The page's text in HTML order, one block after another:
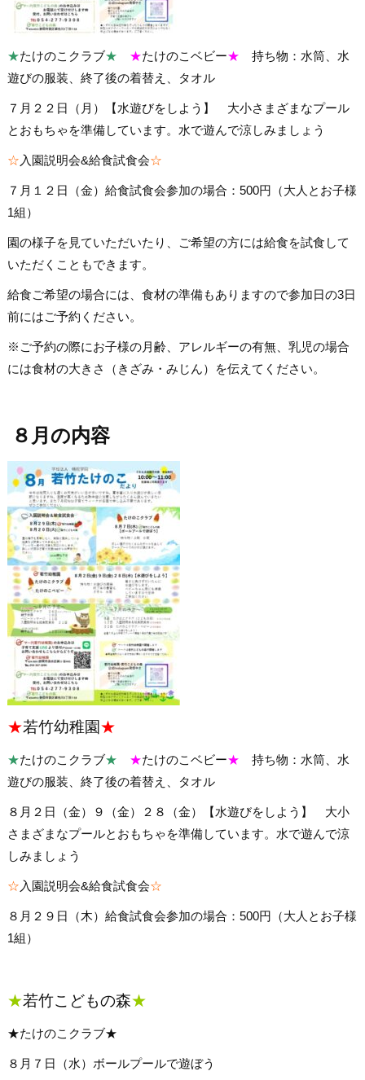
★たけのこクラブ★ ★たけのこベビー★ 持ち物：水筒、水
遊びの服装、終了後の着替え、タオル
７月２２日（月）【水遊びをしよう】 大小さまざまなプール
とおもちゃを準備しています。水で遊んで涼しみましょう
☆ 入園説明会&給食試食会☆
７月１２日（金）給食試食会参加の場合：500円（大人とお子様
1組）
園の様子を見ていただいたり、ご希望の方には給食を試食して
いただくこともできます。
給食ご希望の場合には、食材の準備もありますので参加日の3日
前にはご予約ください。
※ご予約の際にお子様の月齢、アレルギーの有無、乳児の場合
には食材の大きさ（きざみ・みじん）を伝えてください。
８月の内容
★若竹幼稚園★
★たけのこクラブ★ ★たけのこベビー★ 持ち物：水筒、水
遊びの服装、終了後の着替え、タオル
８月２日（金）９（金）２８（金）【水遊びをしよう】 大小
さまざまなプールとおもちゃを準備しています。水で遊んで涼
しみましょう
☆ 入園説明会&給食試食会☆
８月２９日（木）給食試食会参加の場合：500円（大人とお子様
1組）
★若竹こどもの森★
★たけのこクラブ★
８月７日（水）ボールプールで遊ぼう